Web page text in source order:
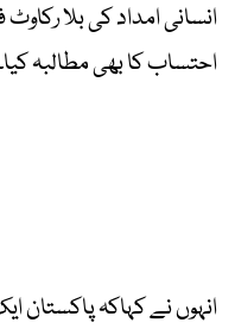
انسانی امداد کی بلا
احتساب کا بھی مطالبہ
انہوں نے کہاکہ پاکستان